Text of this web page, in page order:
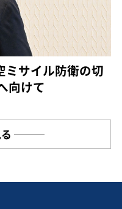
ミサイル防衛の切
向けて